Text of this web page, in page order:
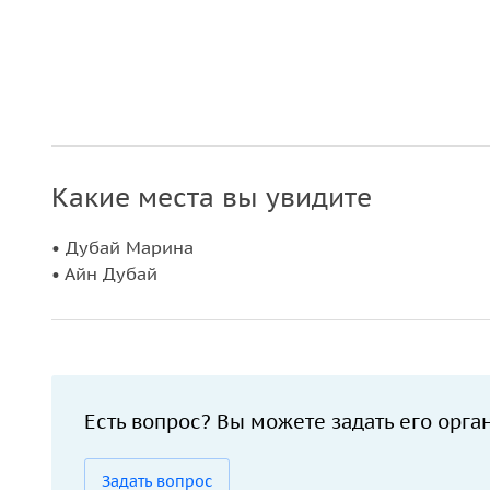
Какие места вы увидите
• Дубай Марина
• Айн Дубай
Есть вопрос? Вы можете задать его
Задать вопрос